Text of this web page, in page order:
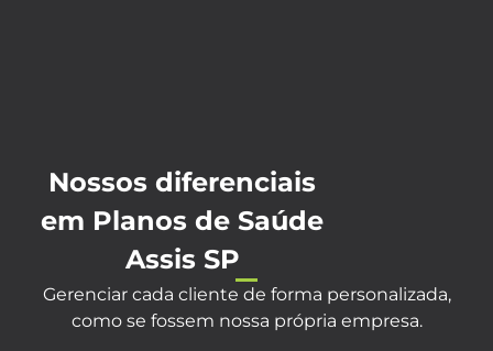
Nossos diferenciais
em Planos de Saúde
Assis SP
Gerenciar cada cliente de forma personalizada,
como se fossem nossa própria empresa.